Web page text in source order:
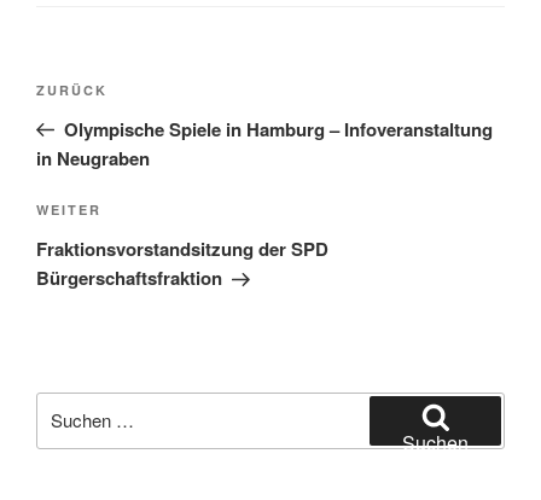
Beitragsnavigation
Vorheriger
Beitrag
ZURÜCK
Olympische Spiele in Hamburg – Infoveranstaltung
in Neugraben
Nächster
Beitrag
WEITER
Fraktionsvorstandsitzung der SPD
Bürgerschaftsfraktion
nach:
Suchen